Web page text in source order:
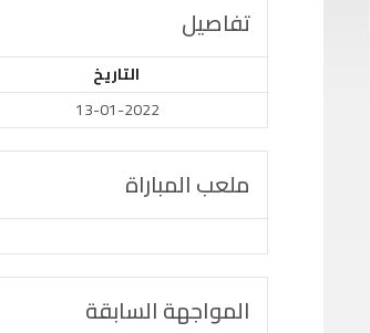
تفاصيل
التاريخ
13-01-2022
ملعب المباراة
المواجهة السابقة